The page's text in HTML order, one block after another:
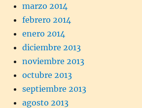
marzo 2014
febrero 2014
enero 2014
diciembre 2013
noviembre 2013
octubre 2013
septiembre 2013
agosto 2013